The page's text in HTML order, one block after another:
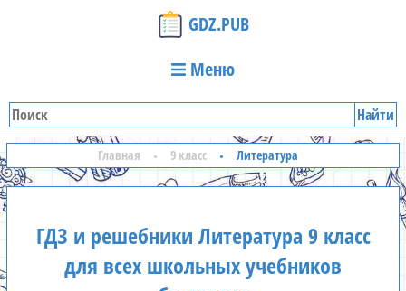
GDZ.PUB
Меню
Найти
Главная 9 класс Литература
ГДЗ и решебники Литература 9 класс
для всех школьных учебников